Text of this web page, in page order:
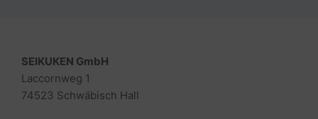
SEIKUKEN GmbH
Laccornweg 1
74523 Schwäbisch Hall